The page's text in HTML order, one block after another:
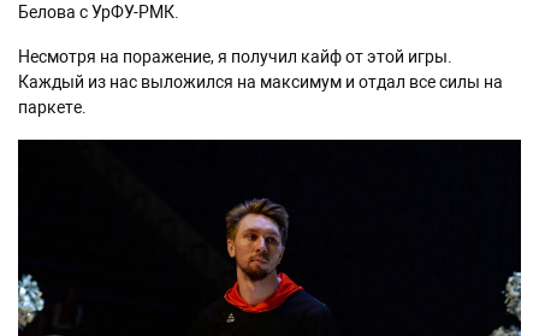
Белова с УрФУ-РМК.
Несмотря на поражение, я получил кайф от этой игры.
Каждый из нас выложился на максимум и отдал все силы на
паркете.